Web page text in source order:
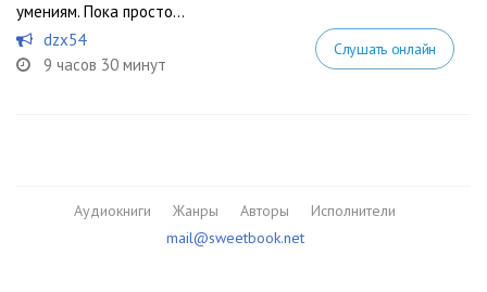
умениям. Пока просто...
dzx54
9 часов 30 минут
Слушать онлайн
Аудиокниги Жанры Авторы
Исполнители
mail@sweetbook.net